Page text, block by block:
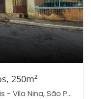
250m²
Nina, São Paulo-SP